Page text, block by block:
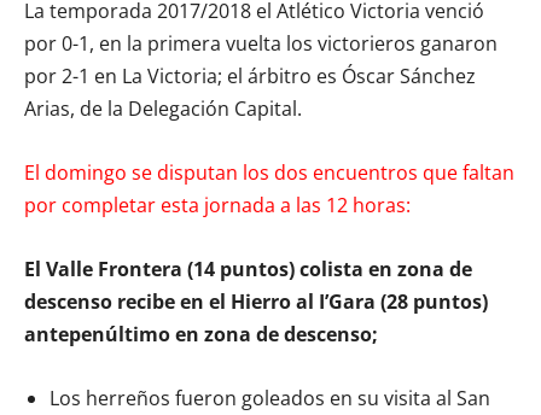
La temporada 2017/2018 el Atlético Victoria venció
por 0-1, en la primera vuelta los victorieros ganaron
por 2-1 en La Victoria; el árbitro es Óscar Sánchez
Arias, de la Delegación Capital.
El domingo se disputan los dos encuentros que faltan
por completar esta jornada a las 12 horas:
El Valle Frontera (14 puntos) colista en zona de
descenso recibe en el Hierro al I’Gara (28 puntos)
antepenúltimo en zona de descenso;
Los herreños fueron goleados en su visita al San